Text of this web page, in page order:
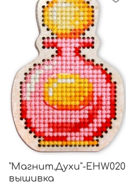
"Магнит.Духи"-EHW020
вышивка